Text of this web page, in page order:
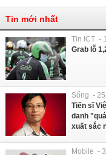
Tin mới nhất
Tin ICT -
Grab lỗ
Sống -
Tiến sĩ
danh
xuất sắc
Mobile -